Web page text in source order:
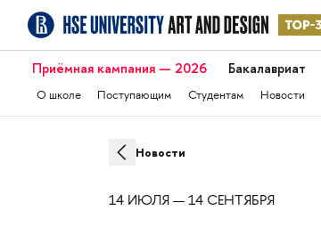
Приёмная кампания — 2026 Бакалавриат
О школе Поступающим Студентам Новости
Новости
14 ИЮЛЯ — 14 СЕНТЯБРЯ